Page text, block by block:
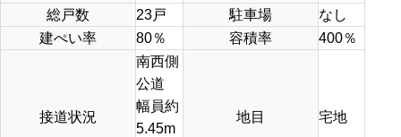
総戸数 23戸 駐車場
なし
建ぺい率
80％ 容積率 400％
接道状況
南西側
公道
幅員約
5.45m
地目 宅地